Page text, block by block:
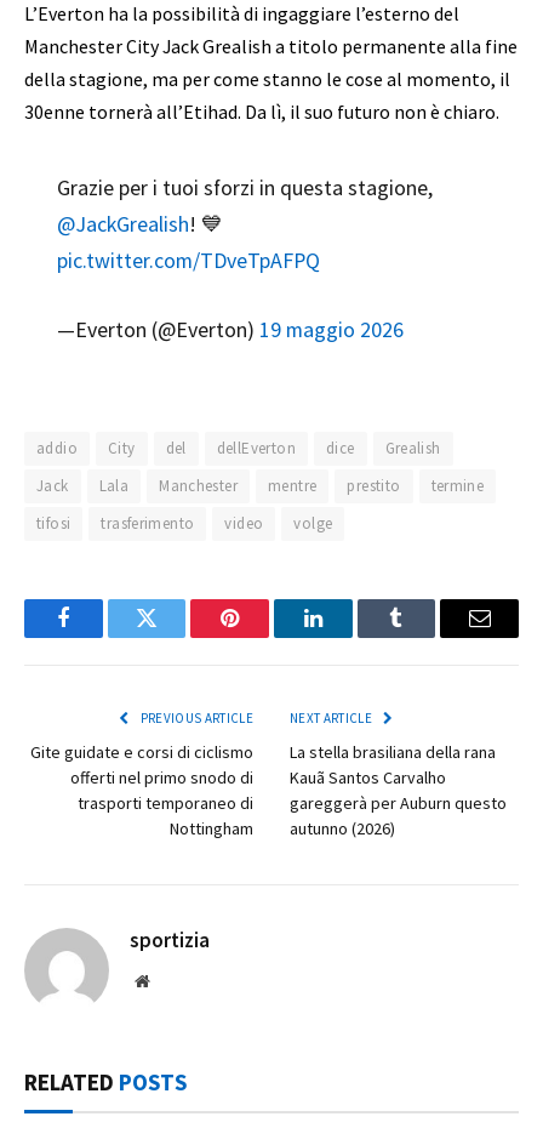
L’Everton ha la possibilità di ingaggiare l’esterno del
Manchester City Jack Grealish a titolo permanente alla fine
della stagione, ma per come stanno le cose al momento, il
30enne tornerà all’Etihad. Da lì, il suo futuro non è chiaro.
Grazie per i tuoi sforzi in questa stagione,
@JackGrealish! 💙
pic.twitter.com/TDveTpAFPQ
—Everton (@Everton) 19 maggio 2026
addio City del dellEverton dice
Grealish
Jack
Lala Manchester mentre prestito
termine
tifosi
trasferimento video volge
FacebookTwitter Pinterest LinkedInTumblr Email
PREVIOUS ARTICLE
Gite guidate e corsi di ciclismo
offerti nel primo snodo di
trasporti temporaneo di
Nottingham
NEXT ARTICLE
La stella brasiliana della rana
Kauã Santos Carvalho
gareggerà per Auburn questo
autunno (2026)
sportizia
Website
RELATED POSTS